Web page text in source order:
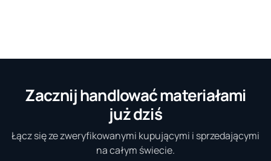
Zacznij handlować materiałami
już dziś
Łącz się ze zweryfikowanymi kupującymi i sprzedającymi
na całym świecie.